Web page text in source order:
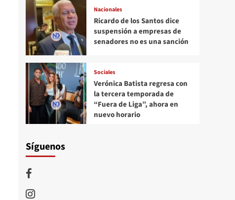
Nacionales
Ricardo de los Santos dice
suspensión a empresas de
senadores no es una sanción
Sociales
Verónica Batista regresa con
la tercera temporada de
“Fuera de Liga”, ahora en
nuevo horario
Síguenos